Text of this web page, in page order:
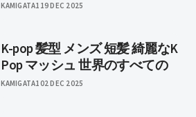
KAMIGATA1 19 DEC 2025
K-pop 髪型 メンズ 短髪 綺麗なK
Pop マッシュ 世界のすべての
KAMIGATA102 DEC 2025